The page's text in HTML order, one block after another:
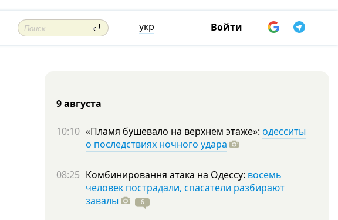
укр Войти
9 августа
10:10 «Пламя бушевало на верхнем этаже»: одесситы
о последствиях ночного удара
08:25 Комбинировання атака на Одессу: восемь
человек пострадали, спасатели разбирают
завалы
6